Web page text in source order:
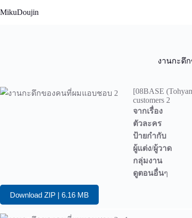
to
MikuDoujin
งานกะดึ
[08BASE
customers 2
จากเรื่อง
ตัวละคร
ป้ายกำกับ
ผู้แต่ง/ผู้วาด
กลุ่มงาน
ดูตอนอื่นๆ
Download ZIP | 6.16 MB